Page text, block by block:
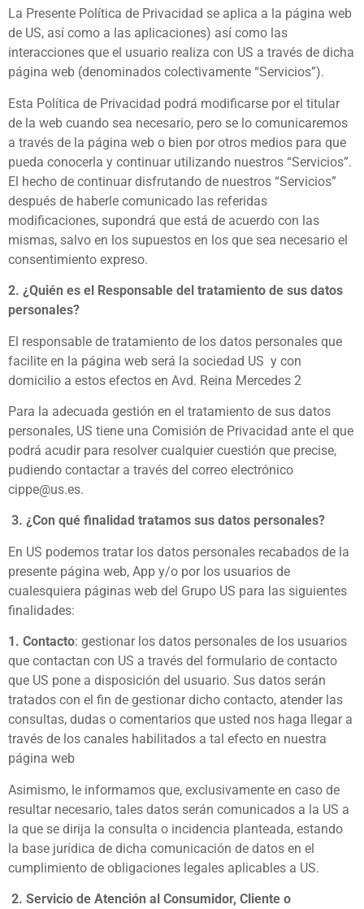
La Presente Política de Privacidad se aplica a la página web
de US, así como a las aplicaciones) así como las
interacciones que el usuario realiza con US a través de dicha
página web (denominados colectivamente “Servicios”).
Esta Política de Privacidad podrá modificarse por el titular
de la web cuando sea necesario, pero se lo comunicaremos
a través de la página web o bien por otros medios para que
pueda conocerla y continuar utilizando nuestros “Servicios”.
El hecho de continuar disfrutando de nuestros “Servicios”
después de haberle comunicado las referidas
modificaciones, supondrá que está de acuerdo con las
mismas, salvo en los supuestos en los que sea necesario el
consentimiento expreso.
2. ¿Quién es el Responsable del tratamiento de sus datos
personales?
El responsable de tratamiento de los datos personales que
facilite en la página web será la sociedad US y con
domicilio a estos efectos en Avd. Reina Mercedes 2
Para la adecuada gestión en el tratamiento de sus datos
personales, US tiene una Comisión de Privacidad ante el que
podrá acudir para resolver cualquier cuestión que precise,
pudiendo contactar a través del correo electrónico
cippe@us.es.
3. ¿Con qué finalidad tratamos sus datos personales?
En US podemos tratar los datos personales recabados de la
presente página web, App y/o por los usuarios de
cualesquiera páginas web del Grupo US para las siguientes
finalidades:
1. Contacto: gestionar los datos personales de los usuarios
que contactan con US a través del formulario de contacto
que US pone a disposición del usuario. Sus datos serán
tratados con el fin de gestionar dicho contacto, atender las
consultas, dudas o comentarios que usted nos haga llegar a
través de los canales habilitados a tal efecto en nuestra
página web
Asimismo, le informamos que, exclusivamente en caso de
resultar necesario, tales datos serán comunicados a la US a
la que se dirija la consulta o incidencia planteada, estando
la base jurídica de dicha comunicación de datos en el
cumplimiento de obligaciones legales aplicables a US.
2. Servicio de Atención al Consumidor, Cliente o